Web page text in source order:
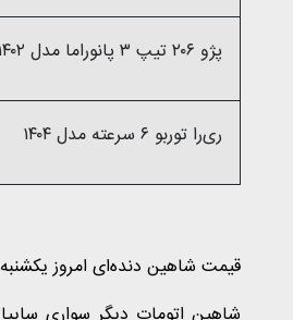
پژو ۲۰۶ تیپ ۳ پانوراما مدل ۱۴۰۲
ری‌را توربو ۶ سرعته مدل ۱۴۰۴
​قیمت شاهین دنده‌ای امروز یکشنبه ۱۴ اردیبهشت ماه، ۸۵ میلیون تومان افزایش پیدا کرد و به ۹۱۵ میلیون تومان رسید.